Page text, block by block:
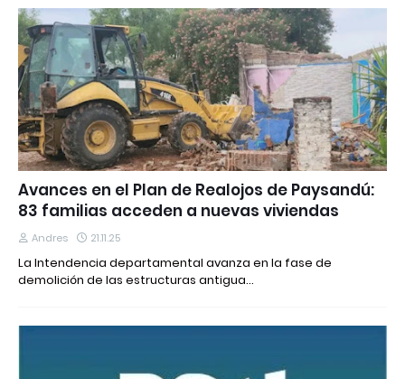
Avances en el Plan de Realojos de Paysandú:
83 familias acceden a nuevas viviendas
Andres 21.11.25
La Intendencia departamental avanza en la fase de
demolición de las estructuras antigua…